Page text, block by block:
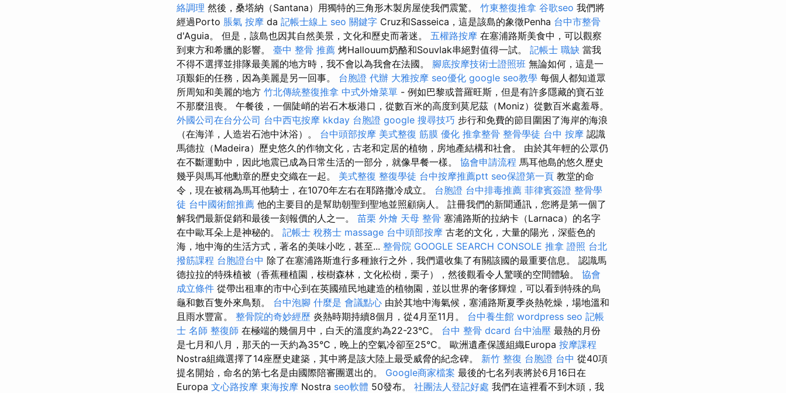
絡調理 然後，桑塔納（Santana）用獨特的三角形木製房屋使我們震驚。 竹東整復推拿 谷歌seo 我們將
經過Porto 脹氣 按摩 da 記帳士線上 seo 關鍵字 Cruz和Sasseica，這是該島的象徵Penha 台中市整骨
d'Aguia。 但是，該島也因其自然美景，文化和歷史而著迷。 五權路按摩 在塞浦路斯美食中，可以觀察
到東方和希臘的影響。 臺中 整骨 推薦 烤Hallouum奶酪和Souvlak串絕對值得一試。 記帳士 職缺 當我
不得不選擇並排隊最美麗的地方時，我不會以為我會在法國。 腳底按摩技術士證照班 無論如何，這是一
項艱鉅的任務，因為美麗是另一回事。 台胞證 代辦 大雅按摩 seo優化 google seo教學 每個人都知道眾
所周知和美麗的地方 竹北傳統整復推拿 中式外燴菜單 - 例如巴黎或普羅旺斯，但是有許多隱藏的寶石並
不那麼沮喪。 午餐後，一個陡峭的岩石木板港口，從數百米的高度到莫尼茲（Moniz）從數百米處羞辱。
外國公司在台分公司 台中西屯按摩 kkday 台胞證 google 搜尋技巧 步行和免費的節目圍困了海岸的海浪
（在海洋，人造岩石池中沐浴）。 台中頭部按摩 美式整復 筋膜 優化 推拿整骨 整骨學徒 台中 按摩 認識
馬德拉（Madeira）歷史悠久的作物文化，古老和定居的植物，房地產結構和社會。 由於其年輕的公眾仍
在不斷運動中，因此地震已成為日常生活的一部分，就像早餐一樣。 協會申請流程 馬耳他島的悠久歷史
幾乎與馬耳他勳章的歷史交織在一起。 美式整復 整復學徒 台中按摩推薦ptt seo保證第一頁 教堂的命
令，現在被稱為馬耳他騎士，在1070年左右在耶路撒冷成立。 台胞證 台中排毒推薦 菲律賓簽證 整骨學
徒 台中國術館推薦 他的主要目的是幫助朝聖到聖地並照顧病人。 註冊我們的新聞通訊，您將是第一個了
解我們最新促銷和最後一刻報價的人之一。 苗栗 外燴 天母 整骨 塞浦路斯的拉納卡（Larnaca）的名字
在中歐耳朵上是神秘的。 記帳士 稅務士 massage 台中頭部按摩 古老的文化，大量的陽光，深藍色的
海，地中海的生活方式，著名的美味小吃，甚至... 整骨院 GOOGLE SEARCH CONSOLE 推拿 證照 台北
撥筋課程 台胞證台中 除了在塞浦路斯進行多種旅行之外，我們還收集了有關該國的最重要信息。 認識馬
德拉拉的特殊植被（香蕉種植園，桉樹森林，文化松樹，栗子），然後觀看令人驚嘆的空間體驗。 協會
成立條件 從帶出租車的市中心到在英國殖民地建造的植物園，並以世界的奢侈輝煌，可以看到特殊的烏
龜和數百隻外來鳥類。 台中泡腳 什麼是 會議點心 由於其地中海氣候，塞浦路斯夏季炎熱乾燥，場地溫和
且雨水豐富。 整骨院的奇妙經歷 炎熱時期持續8個月，從4月至11月。 台中養生館 wordpress seo 記帳
士 名師 整復師 在極端的幾個月中，白天的溫度約為22-23°C。 台中 整骨 dcard 台中油壓 最熱的月份
是七月和八月，那天的一天約為35°C，晚上的空氣冷卻至25°C。 歐洲遺產保護組織Europa 按摩課程
Nostra組織選擇了14座歷史建築，其中將是該大陸上最受威脅的紀念碑。 新竹 整復 台胞證 台中 從40項
提名開始，命名的第七名是由國際陪審團選出的。 Google商家檔案 最後的七名列表將於6月16日在
Europa 文心路按摩 東海按摩 Nostra seo軟體 50發布。 社團法人登記好處 我們在這裡看不到木頭，我